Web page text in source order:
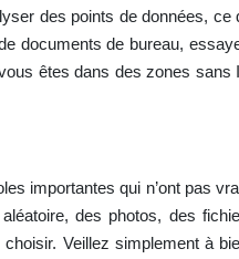
des points de données, ce
documents de bureau,
êtes dans des zones sans
importantes qui n’ont pas
des photos, des
Veillez simplement à